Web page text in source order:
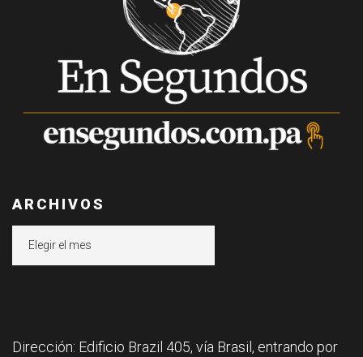
ARCHIVOS
Dirección: Edificio Brazil 405, vía Brasil, entrando por